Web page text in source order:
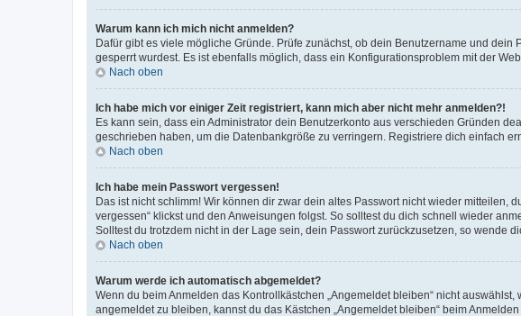
Warum kann ich mich nicht anmelden?
Dafür gibt es viele mögliche Gründe. Prüfe zunächst, ob dein Benutzername und
gesperrt wurdest. Es ist ebenfalls möglich, dass ein Konfigurationsproblem mit der
Nach oben
Ich habe mich vor einiger Zeit registriert, kann mich aber nicht mehr anmelden?!
Es kann sein, dass ein Administrator dein Benutzerkonto aus verschieden Gründen
geschrieben haben, um die Datenbankgröße zu verringern. Registriere dich einfach
Nach oben
Ich habe mein Passwort vergessen!
Das ist nicht schlimm! Wir können dir zwar dein altes Passwort nicht wieder mitteilen,
vergessen“ klickst und den Anweisungen folgst. So solltest du dich schnell wieder
Solltest du trotzdem nicht in der Lage sein, dein Passwort zurückzusetzen, so wende
Nach oben
Warum werde ich automatisch abgemeldet?
Wenn du beim Anmelden das Kontrollkästchen „Angemeldet bleiben“ nicht
angemeldet zu bleiben, kannst du das Kästchen „Angemeldet bleiben“ beim